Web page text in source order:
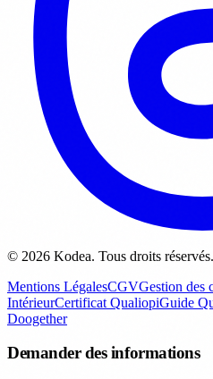
© 2026 Kodea. Tous droits réservés.
Mentions LégalesCGVGestion des
IntérieurCertificat QualiopiGuide
Doogether
Demander des informations